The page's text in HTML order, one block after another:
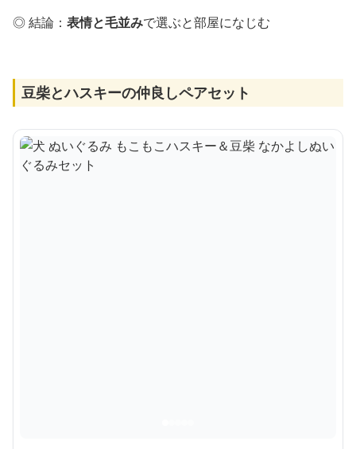
◎ 結論： 表情と毛並みで選ぶと部屋になじむ
豆柴とハスキーの仲良しペアセット